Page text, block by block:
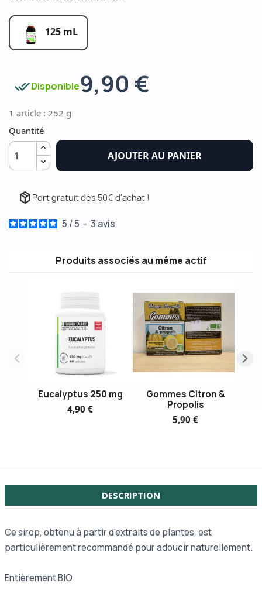
125 mL
done_allDisponible9,90 €
1 article : 252 g
Quantité
AJOUTER AU PANIER
package_2 Port gratuit dès 50€ d'achat !
5 /5 - 3 avis
Produits associés au même actif
Eucalyptus 250 mg
4,90 €
Gommes Citron &
Propolis
5,90 €
DESCRIPTION
Ce sirop, obtenu à partir d’extraits de plantes, est
particulièrement recommandé pour adoucir naturellement.
Entièrement BIO